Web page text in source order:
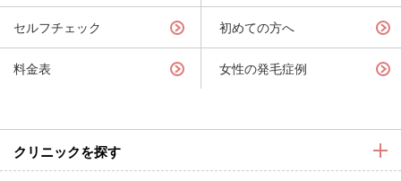
セルフチェック
料金表
初めての方へ
女性の発毛症例
クリニックを探す